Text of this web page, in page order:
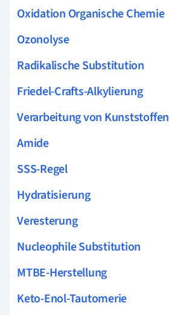
Oxidation Organische Chemie
Ozonolyse
Radikalische Substitution
Friedel-Crafts-Alkylierung
Verarbeitung von Kunststoffen
Amide
SSS-Regel
Hydratisierung
Veresterung
Nucleophile Substitution
MTBE-Herstellung
Keto-Enol-Tautomerie